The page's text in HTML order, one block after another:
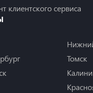
клиентского сервиса
Томск